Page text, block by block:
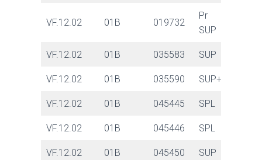
VF.12.02 01B 019732
Pr
SUP
VF.12.02 01B 035583 SUP
VF.12.02 01B 035590 SUP+
VF.12.02 01B 045445 SPL
VF.12.02 01B 045446 SPL
VF.12.02 01B 045450 SUP